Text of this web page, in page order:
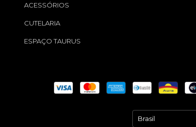
ACESSÓRIOS
CUTELARIA
ESPAÇO TAURUS